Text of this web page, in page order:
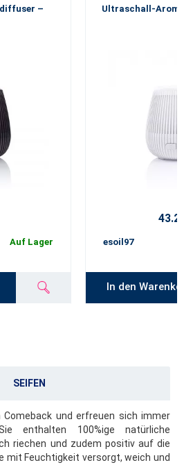
–
Auf Lager
Ultraschall-
esoil97
In den
SEIFEN
Comeback und erfreuen sich immer
enthalten 100%ige natürliche
riechen und zudem positiv auf die
mit Feuchtigkeit versorgt, weich und